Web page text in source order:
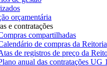
orçamentária
e contratações
compartilhadas
de compras da Reitoria
de registros de preço da
anual das contratações UG